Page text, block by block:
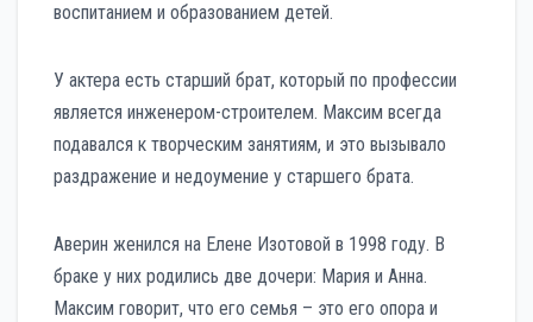
воспитанием и образованием детей.
У актера есть старший брат, который по профессии
является инженером-строителем. Максим всегда
подавался к творческим занятиям, и это вызывало
раздражение и недоумение у старшего брата.
Аверин женился на Елене Изотовой в 1998 году. В
браке у них родились две дочери: Мария и Анна.
Максим говорит, что его семья – это его опора и